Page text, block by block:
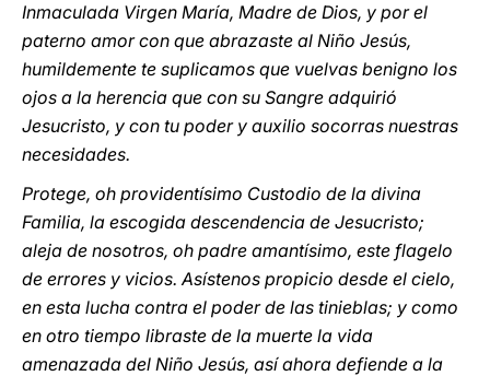
Inmaculada Virgen María, Madre de Dios, y por el
paterno amor con que abrazaste al Niño Jesús,
humildemente te suplicamos que vuelvas benigno los
ojos a la herencia que con su Sangre adquirió
Jesucristo, y con tu poder y auxilio socorras nuestras
necesidades.
Protege, oh providentísimo Custodio de la divina
Familia, la escogida descendencia de Jesucristo;
aleja de nosotros, oh padre amantísimo, este flagelo
de errores y vicios. Asístenos propicio desde el cielo,
en esta lucha contra el poder de las tinieblas; y como
en otro tiempo libraste de la muerte la vida
amenazada del Niño Jesús, así ahora defiende a la